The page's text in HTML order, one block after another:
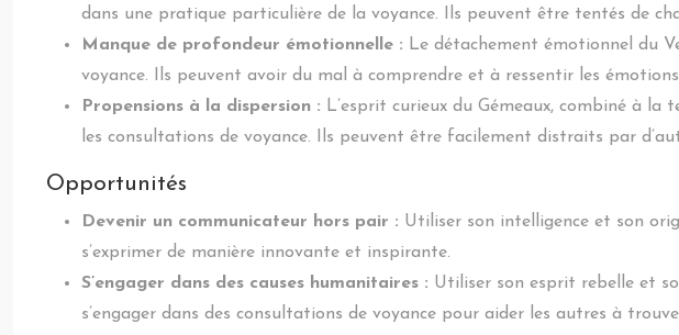
dans une pratique particulière de la voyance. Ils peuvent être tentés de
Manque de profondeur émotionnelle : Le détachement émotionnel du
voyance. Ils peuvent avoir du mal à comprendre et à ressentir les
Propensions à la dispersion : L’esprit curieux du Gémeaux, combiné à
les consultations de voyance. Ils peuvent être facilement distraits par
Opportunités
Devenir un communicateur hors pair : Utiliser son intelligence et son
s’exprimer de manière innovante et inspirante.
S’engager dans des causes humanitaires : Utiliser son esprit rebelle et
s’engager dans des consultations de voyance pour aider les autres à